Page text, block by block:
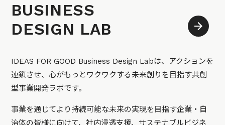
BUSINESS
DESIGN LAB
IDEAS FOR GOOD Business Design Labは、アクションを
連鎖させ、心がもっとワクワクする未来創りを目指す共創
型事業開発ラボです。
事業を通じてより持続可能な未来の実現を目指す企業・自
治体の皆様に向けて、社内浸透支援、サステナブルビジネ